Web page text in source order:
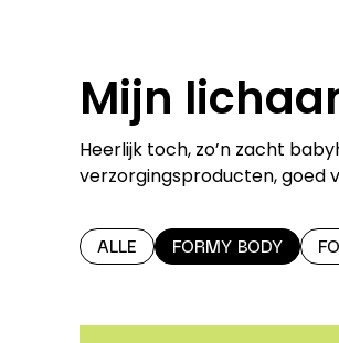
Mijn
Heerlijk toch, zo’n zacht
verzorgingsproducten, goed
ALLE FORMY BODY